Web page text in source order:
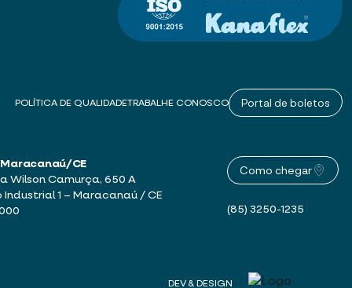
POLÍTICA DE QUALIDADETRABALHE CONOSCO Portal de boletos
CE
Wilson Camurça, 650 A
Industrial 1 – Maracanaú / CE
Como chegar
(85) 3250-1235
DEV & DESIGN